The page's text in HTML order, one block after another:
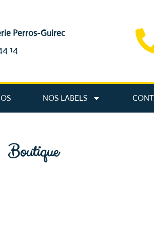
Perros-Guirec
14
NOS LABELS
Boutique